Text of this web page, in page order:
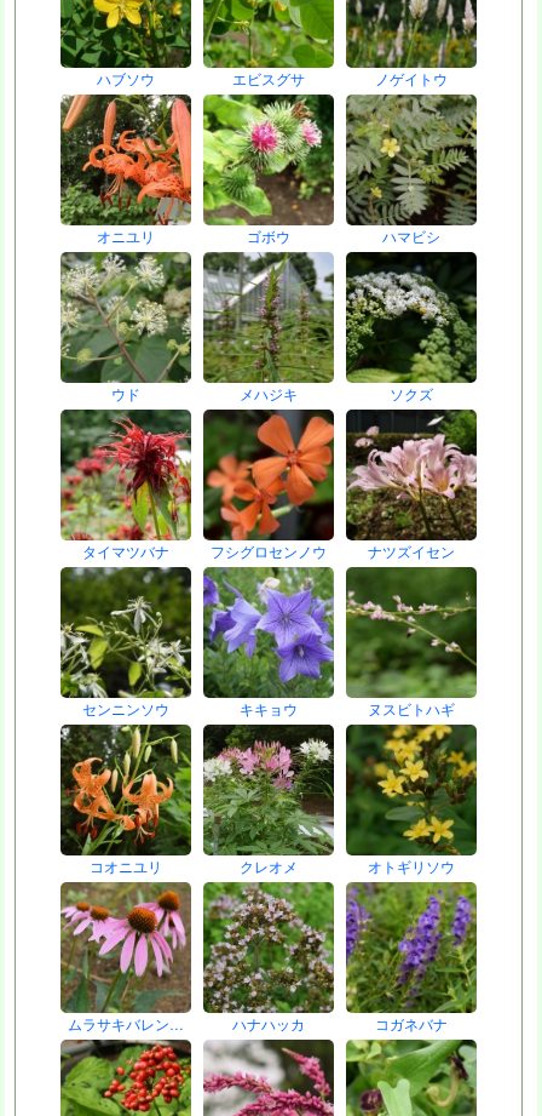
ハブソウ エビスグサ ノゲイトウ
オニユリ ゴボウ ハマビシ
ウド メハジキ ソクズ
タイマツバナ フシグロセンノウ ナツズイセン
センニンソウ キキョウ ヌスビトハギ
コオニユリ クレオメ オトギリソウ
ムラサキバレン… ハナハッカ コガネバナ